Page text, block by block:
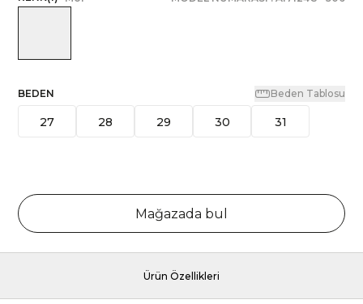
BEDEN Beden Tablosu
27 28 29 30 31
Mağazada bul
Ürün Özellikleri